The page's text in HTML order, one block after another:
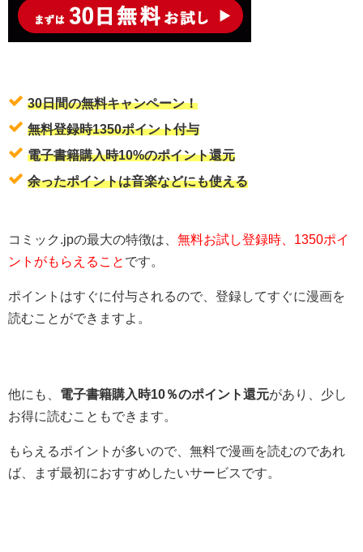
30日間の無料キャンペーン！
無料登録時1350ポイント付与
電子書籍購入時10%のポイント還元
余ったポイントは音楽などにも使える
コミック.jpの最大の特徴は、 無料お試し登録時、1350ポイ
ントがもらえること です。
ポイントはすぐに付与されるので、登録してすぐに漫画を
読むことができますよ。
他にも、 電子書籍購入時10％のポイント還元があり、少し
お得に読むこともできます。
もらえるポイントが多いので、無料で漫画を読むのであれ
ば、まず最初におすすめしたいサービスです。